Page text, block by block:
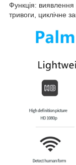
Функція: виявлення
тривоги, циклічне